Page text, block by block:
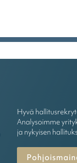
Hyvä
Analysoimme
ja nykyisen